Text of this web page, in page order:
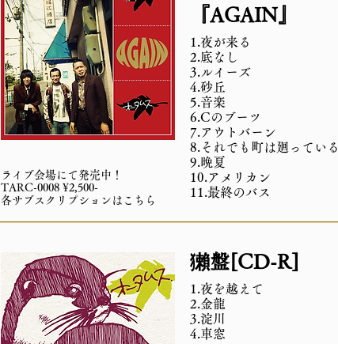
ライブ会場にて発売中！
TARC-0008 ¥2,500-
各サブスクリプションはこちら
『AGAIN』
1.夜が来る
2.底なし
3.ルイーズ
4.砂丘
5.音楽
6.Cのブーツ
7.アウトバーン
8.それでも町は廻っている
9.晩夏
10.アメリカン
11.最終のバス
獺盤[CD-R]
1.夜を越えて
2.金龍
3.淀川
4.車窓